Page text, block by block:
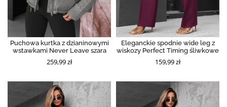
Puchowa kurtka z dzianinowymi
wstawkami Never Leave szara
259,99 zł
Eleganckie spodnie wide leg z
wiskozy Perfect Timing śliwkowe
159,99 zł